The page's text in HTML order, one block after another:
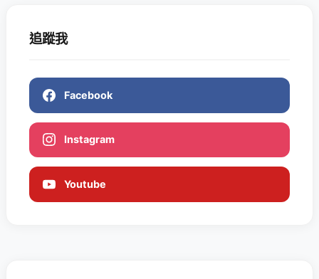
追蹤我
Facebook
Instagram
Youtube